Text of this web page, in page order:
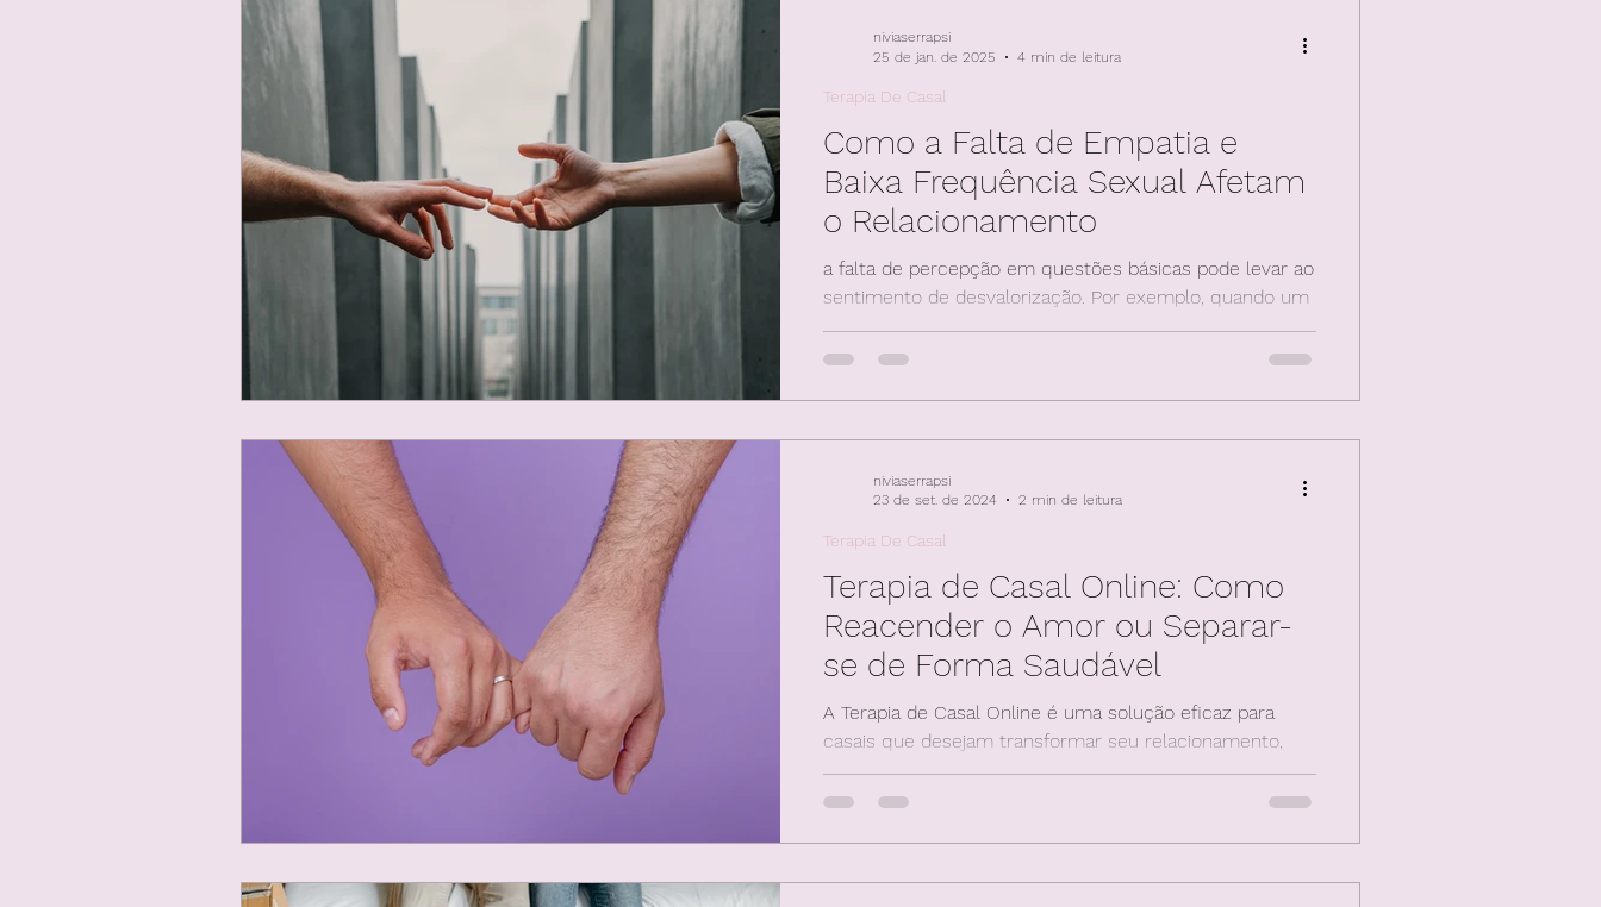
Como a Falta de Empatia e
Baixa Frequência Sexual Afetam
o Relacionamento
a falta de percepção em questões básicas pode levar ao
sentimento de desvalorização. Por exemplo, quando um
dos parceiros deixa de ajudar na
Terapia De Casal
niviaserrapsi
25 de jan. de 2025
4 min de leitura
Terapia de Casal Online: Como
Reacender o Amor ou Separar-
se de Forma Saudável
A Terapia de Casal Online é uma solução eficaz para
casais que desejam transformar seu relacionamento,
seja para fortalecer o casamento
Terapia De Casal
niviaserrapsi
23 de set. de 2024
2 min de leitura